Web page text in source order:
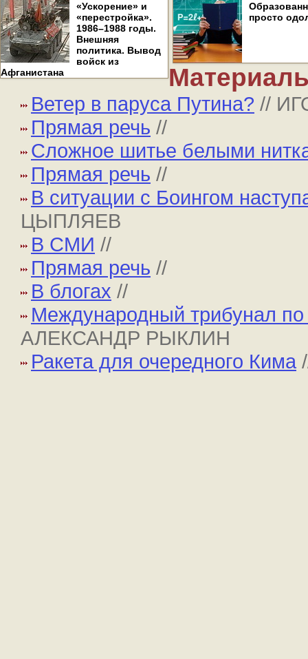
«Ускорение» и
«перестройка».
1986–1988 годы.
Внешняя
политика. Вывод
войск из
Афганистана
просто
Ветер в паруса Путина? //
Прямая речь //
Сложное шитье белыми
Прямая речь //
В ситуации с Боингом
ЦЫПЛЯЕВ
В СМИ //
Прямая речь //
В блогах //
Международный трибунал
АЛЕКСАНДР РЫКЛИН
Ракета для очередного Кима